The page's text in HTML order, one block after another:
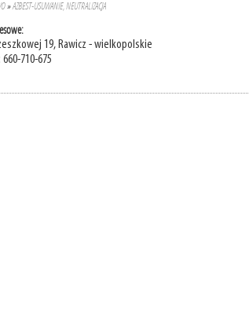
»AZBEST-USUWANIE, NEUTRALIZACJA
19, Rawicz - wielkopolskie
660-710-675